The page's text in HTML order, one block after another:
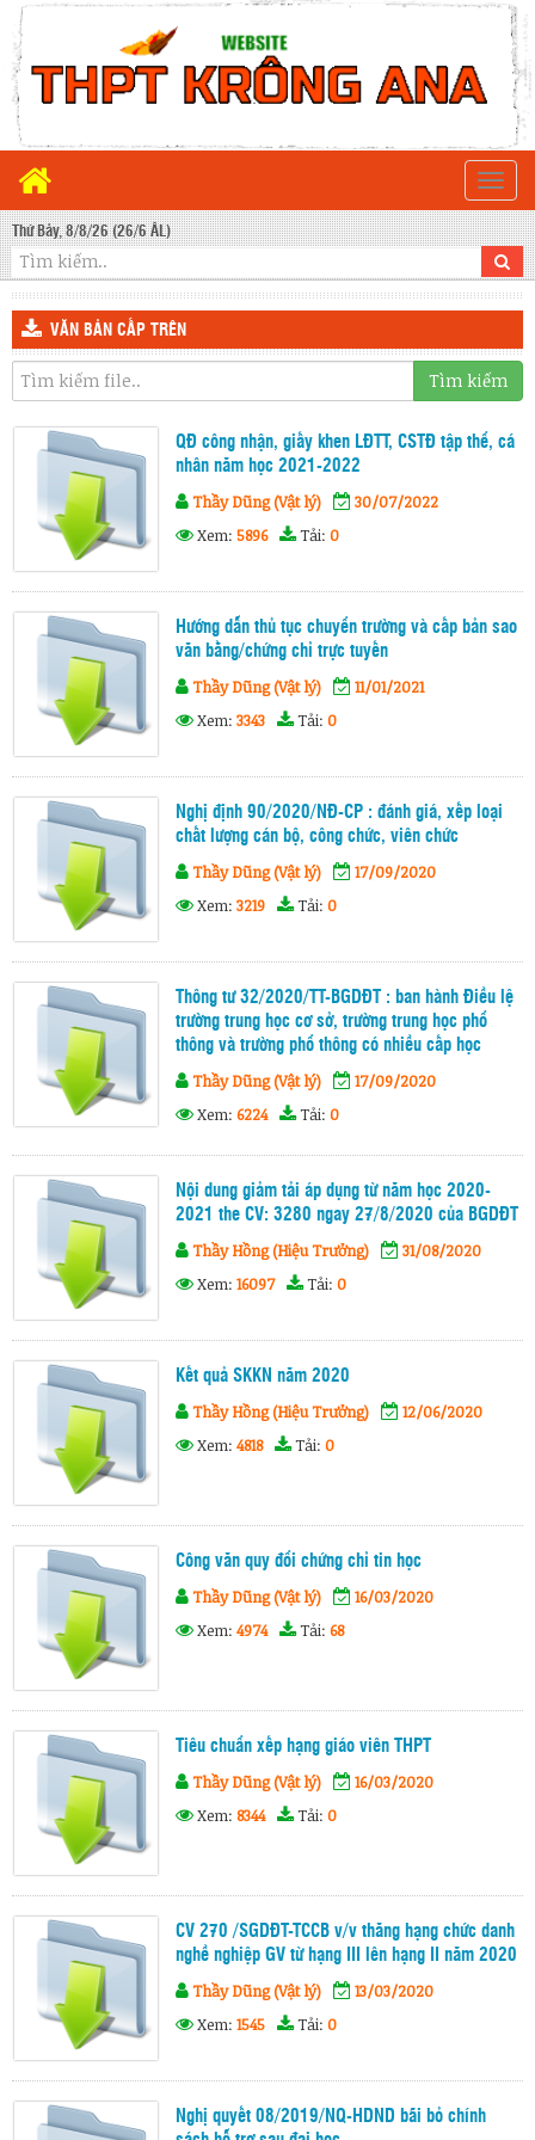
Thứ Bảy, 8/8/26 (26/6 ÂL)
VĂN BẢN CẤP TRÊN
Tìm kiếm
QĐ công nhận, giấy khen LĐTT, CSTĐ tập thể, cá
nhân năm học 2021-2022
Thầy Dũng (Vật lý)
30/07/2022
Xem: 5896 Tải: 0
Hướng dẫn thủ tục chuyển trường và cấp bản sao
văn bằng/chứng chỉ trực tuyến
Thầy Dũng (Vật lý)
11/01/2021
Xem: 3343 Tải: 0
Nghị định 90/2020/NĐ-CP : đánh giá, xếp loại
chất lượng cán bộ, công chức, viên chức
Thầy Dũng (Vật lý)
17/09/2020
Xem: 3219 Tải: 0
Thông tư 32/2020/TT-BGDĐT : ban hành Điều lệ
trường trung học cơ sở, trường trung học phổ
thông và trường phổ thông có nhiều cấp học
Thầy Dũng (Vật lý)
17/09/2020
Xem: 6224 Tải: 0
Nội dung giảm tải áp dụng từ năm học 2020-
2021 the CV: 3280 ngay 27/8/2020 của BGDĐT
Thầy Hồng (Hiệu Trưởng)
31/08/2020
Xem: 16097 Tải: 0
Kết quả SKKN năm 2020
Thầy Hồng (Hiệu Trưởng)
12/06/2020
Xem: 4818 Tải: 0
Công văn quy đổi chứng chỉ tin học
Thầy Dũng (Vật lý)
16/03/2020
Xem: 4974 Tải: 68
Tiêu chuẩn xếp hạng giáo viên THPT
Thầy Dũng (Vật lý)
16/03/2020
Xem: 8344 Tải: 0
CV 270 /SGDĐT-TCCB v/v thăng hạng chức danh
nghề nghiệp GV từ hạng III lên hạng II năm 2020
Thầy Dũng (Vật lý)
13/03/2020
Xem: 1545 Tải: 0
Nghị quyết 08/2019/NQ-HDND bãi bỏ chính